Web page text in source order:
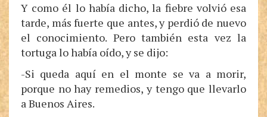
Y como él lo había dicho, la fiebre volvió esa
tarde, más fuerte que antes, y perdió de nuevo
el conocimiento. Pero también esta vez la
tortuga lo había oído, y se dijo:
-Si queda aquí en el monte se va a morir,
porque no hay remedios, y tengo que llevarlo
a Buenos Aires.